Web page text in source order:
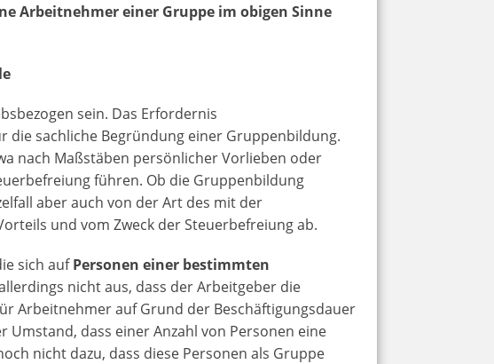
Arbeitnehmer einer Gruppe im obigen Sinne
sein. Das Erfordernis
die sachliche Begründung einer Gruppenbildung.
nach Maßstäben persönlicher Vorlieben oder
führen. Ob die Gruppenbildung
aber auch von der Art des mit der
und vom Zweck der Steuerbefreiung ab.
sich aufPersonen einer bestimmten
nicht aus, dass der Arbeitgeber die
Arbeitnehmer auf Grund der Beschäftigungsdauer
Umstand, dass einer Anzahl von Personen eine
nicht dazu, dass diese Personen als Gruppe